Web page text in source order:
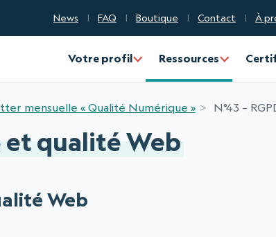
News FAQ Boutique Contact À
Votre profil Ressources
mensuelle « Qualité Numérique » N°43 –
et qualité Web
Web